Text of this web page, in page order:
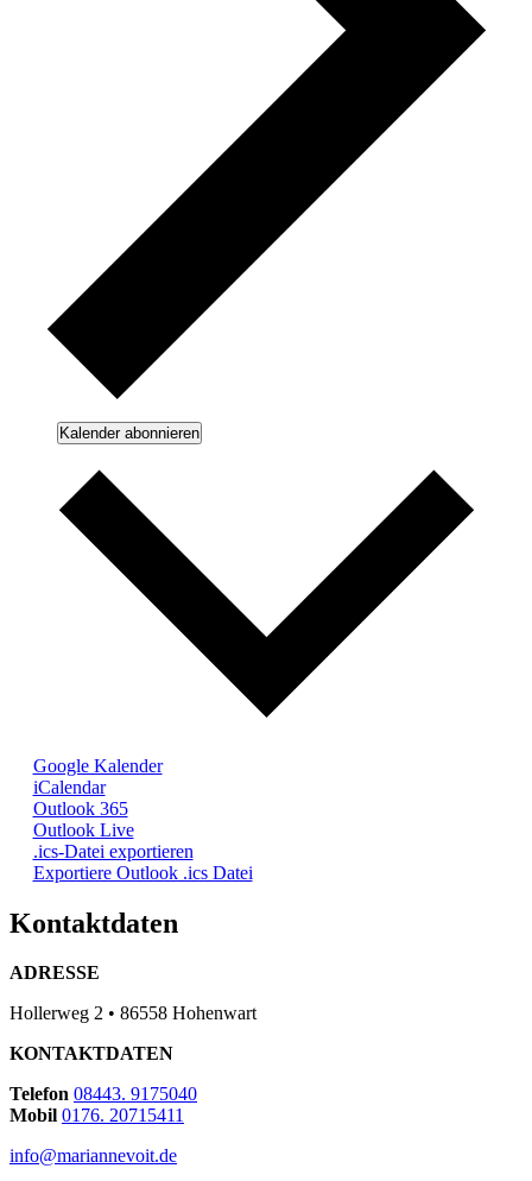
Kalender abonnieren
Google Kalender
iCalendar
Outlook 365
Outlook Live
.ics-Datei exportieren
Exportiere Outlook .ics Datei
Kontaktdaten
ADRESSE
Hollerweg 2 • 86558 Hohenwart
KONTAKTDATEN
Telefon 08443. 9175040
Mobil 0176. 20715411
info@mariannevoit.de